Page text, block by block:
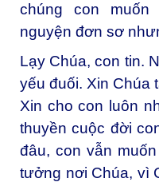
chúng con
nguyện đơn sơ
Lạy Chúa, con tin.
yếu đuối. Xin Chúa
Xin cho con luôn
thuyền cuộc đời
đâu, con vẫn
tưởng nơi Chúa, vì